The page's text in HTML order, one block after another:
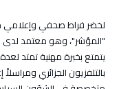
لخضر فراط صحفي وإعلامي
"المؤشر"، وهو معتمد لدى
يتمتع بخبرة مهنية تمتد
بالتلفزيون الجزائري